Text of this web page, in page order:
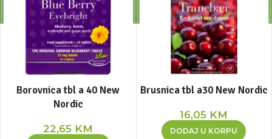
Borovnica tbl a 40 New
Nordic
22,65 KM
Brusnica tbl a30 New Nordic
16,05 KM
DODAJ U KORPU